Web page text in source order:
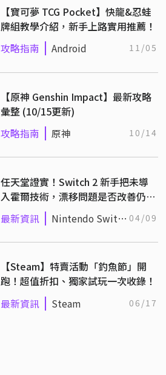
【寶可夢 TCG Pocket】快龍&忍蛙
牌組教學介紹，新手上路實用推薦！
攻略指南 Android 11/05
【原神 Genshin Impact】最新攻略
彙整 (10/15更新)
攻略指南 原神 10/14
任天堂證實！Switch 2 新手把未導
入霍爾技術，漂移問題是否改善仍待
實機驗證！
最新資訊
Nintendo Switch 04/09
【Steam】特賣活動「釣魚節」開
跑！超值折扣、獨家試玩一次收錄！
最新資訊 Steam 06/17